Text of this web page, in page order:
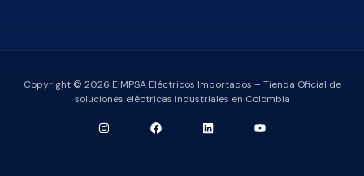
Copyright © 2026 EIMPSA Eléctricos Importados – Tienda Oficial de
soluciones eléctricas industriales en Colombia